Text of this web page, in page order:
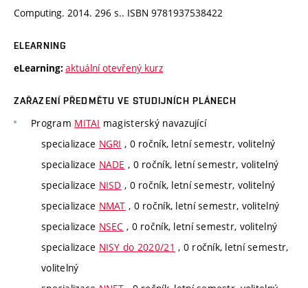
Computing. 2014. 296 s.. ISBN 9781937538422
ELEARNING
eLearning: aktuální otevřený kurz
ZAŘAZENÍ PŘEDMĚTU VE STUDIJNÍCH PLÁNECH
Program MITAI magisterský navazující
specializace NGRI , 0 ročník, letní semestr, volitelný
specializace NADE , 0 ročník, letní semestr, volitelný
specializace NISD , 0 ročník, letní semestr, volitelný
specializace NMAT , 0 ročník, letní semestr, volitelný
specializace NSEC , 0 ročník, letní semestr, volitelný
specializace NISY do 2020/21 , 0 ročník, letní semestr,
volitelný